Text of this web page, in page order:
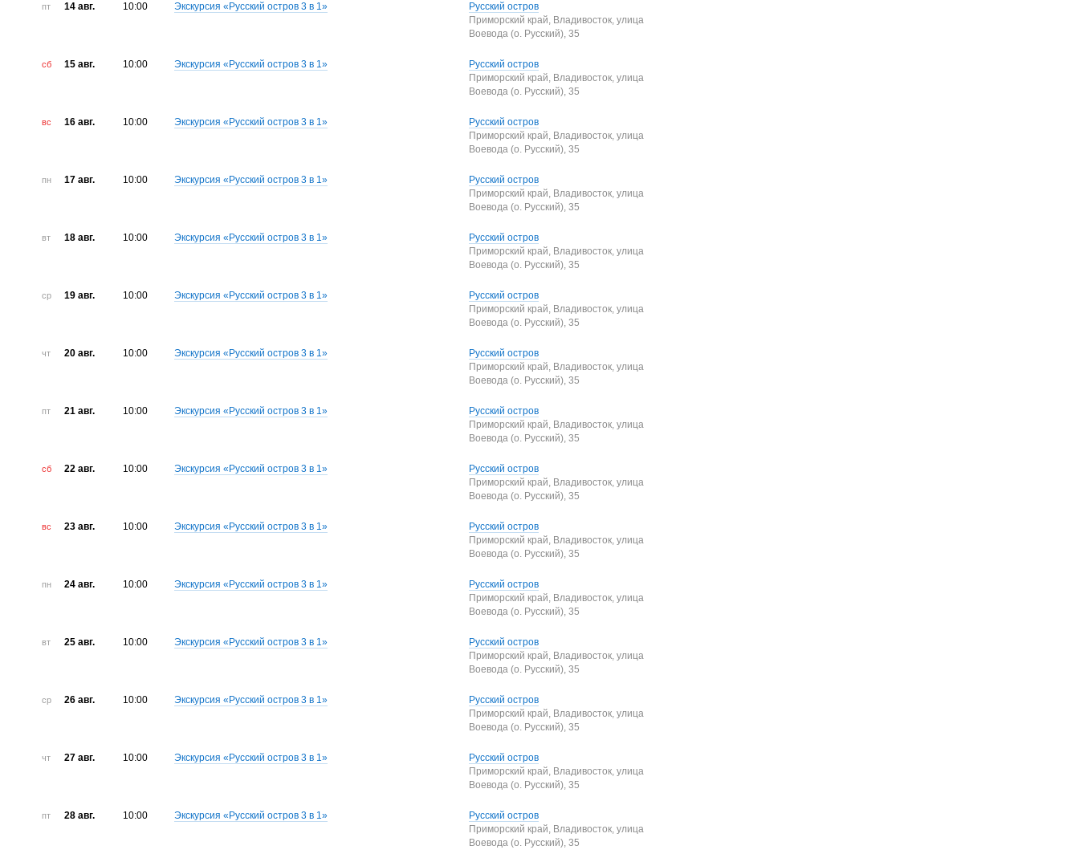
пт 14 авг. 10:00 Экскурсия «Русский остров 3 в 1»
Русский остров
Приморский край, Владивосток, улица
Воевода (о. Русский), 35
сб 15 авг. 10:00 Экскурсия «Русский остров 3 в 1»
Русский остров
Приморский край, Владивосток, улица
Воевода (о. Русский), 35
вс 16 авг. 10:00 Экскурсия «Русский остров 3 в 1»
Русский остров
Приморский край, Владивосток, улица
Воевода (о. Русский), 35
пн 17 авг. 10:00 Экскурсия «Русский остров 3 в 1»
Русский остров
Приморский край, Владивосток, улица
Воевода (о. Русский), 35
вт 18 авг. 10:00 Экскурсия «Русский остров 3 в 1»
Русский остров
Приморский край, Владивосток, улица
Воевода (о. Русский), 35
ср 19 авг. 10:00 Экскурсия «Русский остров 3 в 1»
Русский остров
Приморский край, Владивосток, улица
Воевода (о. Русский), 35
чт 20 авг. 10:00 Экскурсия «Русский остров 3 в 1»
Русский остров
Приморский край, Владивосток, улица
Воевода (о. Русский), 35
пт 21 авг. 10:00 Экскурсия «Русский остров 3 в 1»
Русский остров
Приморский край, Владивосток, улица
Воевода (о. Русский), 35
сб 22 авг. 10:00 Экскурсия «Русский остров 3 в 1»
Русский остров
Приморский край, Владивосток, улица
Воевода (о. Русский), 35
вс 23 авг. 10:00 Экскурсия «Русский остров 3 в 1»
Русский остров
Приморский край, Владивосток, улица
Воевода (о. Русский), 35
пн 24 авг. 10:00 Экскурсия «Русский остров 3 в 1»
Русский остров
Приморский край, Владивосток, улица
Воевода (о. Русский), 35
вт 25 авг. 10:00 Экскурсия «Русский остров 3 в 1»
Русский остров
Приморский край, Владивосток, улица
Воевода (о. Русский), 35
ср 26 авг. 10:00 Экскурсия «Русский остров 3 в 1»
Русский остров
Приморский край, Владивосток, улица
Воевода (о. Русский), 35
чт 27 авг. 10:00 Экскурсия «Русский остров 3 в 1»
Русский остров
Приморский край, Владивосток, улица
Воевода (о. Русский), 35
пт 28 авг. 10:00 Экскурсия «Русский остров 3 в 1»
Русский остров
Приморский край, Владивосток, улица
Воевода (о. Русский), 35